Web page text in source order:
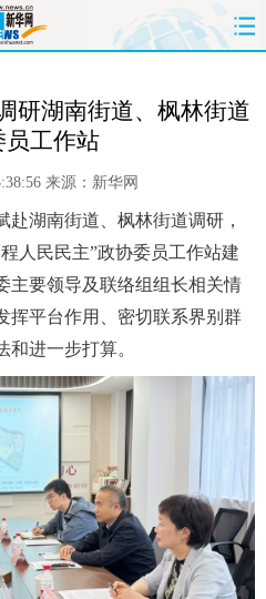
金融
文化
图片 信息
长三角
研湖南街道、枫林街道
员工作站
来源： 新华网
赴湖南街道、枫林街道调研，
人民民主”政协委员工作站建
主要领导及联络组组长相关情
挥平台作用、密切联系界别群
进一步打算。